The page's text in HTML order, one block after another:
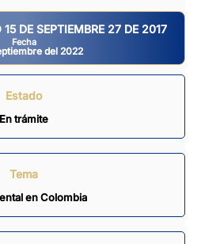
DE SEPTIEMBRE 27 DE 2017
Fecha
del 2022
Estado
En trámite
Tema
en Colombia